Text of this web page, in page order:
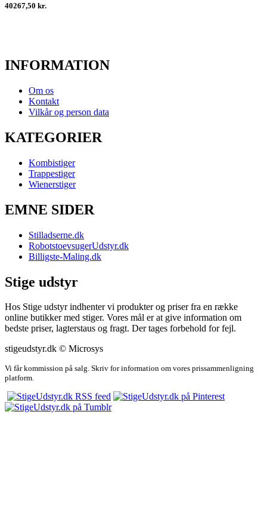
40267,50 kr.
INFORMATION
Om os
Kontakt
Vilkår og person data
KATEGORIER
Kombistiger
Trappestiger
Wienerstiger
EMNE SIDER
Stilladserne.dk
RobotstoevsugerUdstyr.dk
Billigste-Maling.dk
Stige udstyr
Hos Stige udstyr indhenter vi produkter og priser fra en række
online butikker med stiger. Vores mål er at give information om
bedste priser, lagterstaus og fragt. Der tages forbehold for fejl.
stigeudstyr.dk © Microsys
Vi får kommission på salg. Skriv for information om vores prissammenligning
platform.